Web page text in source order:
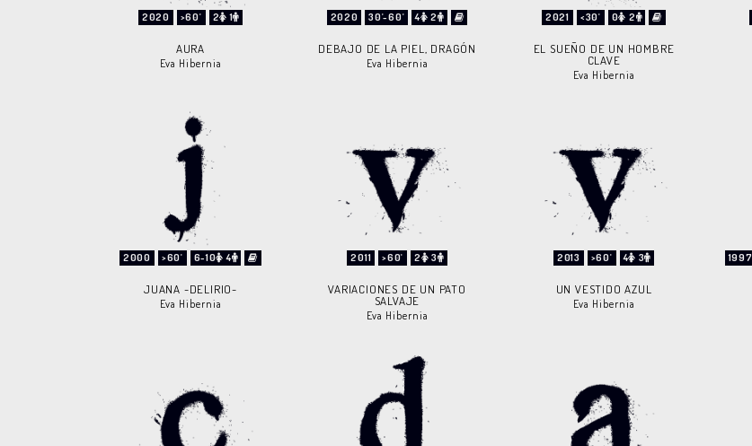
2020 >60' 2 1
AURA
Eva Hibernia
2020 30'-60' 4 2
DEBAJO DE LA PIEL, DRAGÓN
Eva Hibernia
2021 <30' 0 2
EL SUEÑO DE UN HOMBRE
CLAVE
Eva Hibernia
2000 >60' 6-10 4
JUANA -DELIRIO-
Eva Hibernia
2011 >60' 2 3
VARIACIONES DE UN PATO
SALVAJE
Eva Hibernia
2013 >60' 4 3
UN VESTIDO AZUL
Eva Hibernia
1997